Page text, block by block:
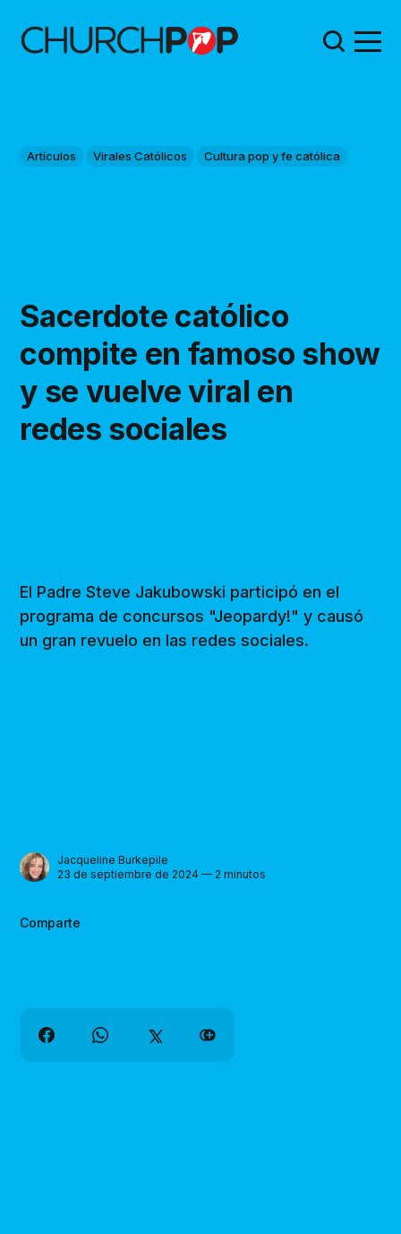
Artículos Virales Católicos Cultura pop y fe católica
Sacerdote católico
compite en famoso show
y se vuelve viral en
redes sociales
El Padre Steve Jakubowski participó en el
programa de concursos "Jeopardy!" y causó
un gran revuelo en las redes sociales.
Jacqueline Burkepile
23 de septiembre de 2024 — 2 minutos
Comparte